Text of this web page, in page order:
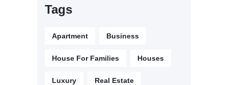
Tags
Apartment Business
House For Families Houses
Luxury Real Estate